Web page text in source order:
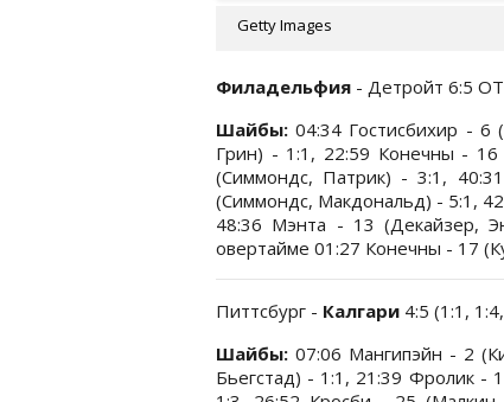
Getty Images
Филадельфия - Детройт 6:5 ОТ
Шайбы: 04:34 Гостисбихир -
Грин) - 1:1, 22:59 Конечны -
(Симмондс, Патрик) - 3:1,
(Симмондс, Макдональд) - 5:1,
48:36 Мэнта - 13 (Декайзер,
овертайме 01:27 Конечны - 17
Питтсбург - Калгари 4:5 (1:1,
Шайбы: 07:06 Мангипэйн - 2
Бьегстад) - 1:1, 21:39 Фролик -